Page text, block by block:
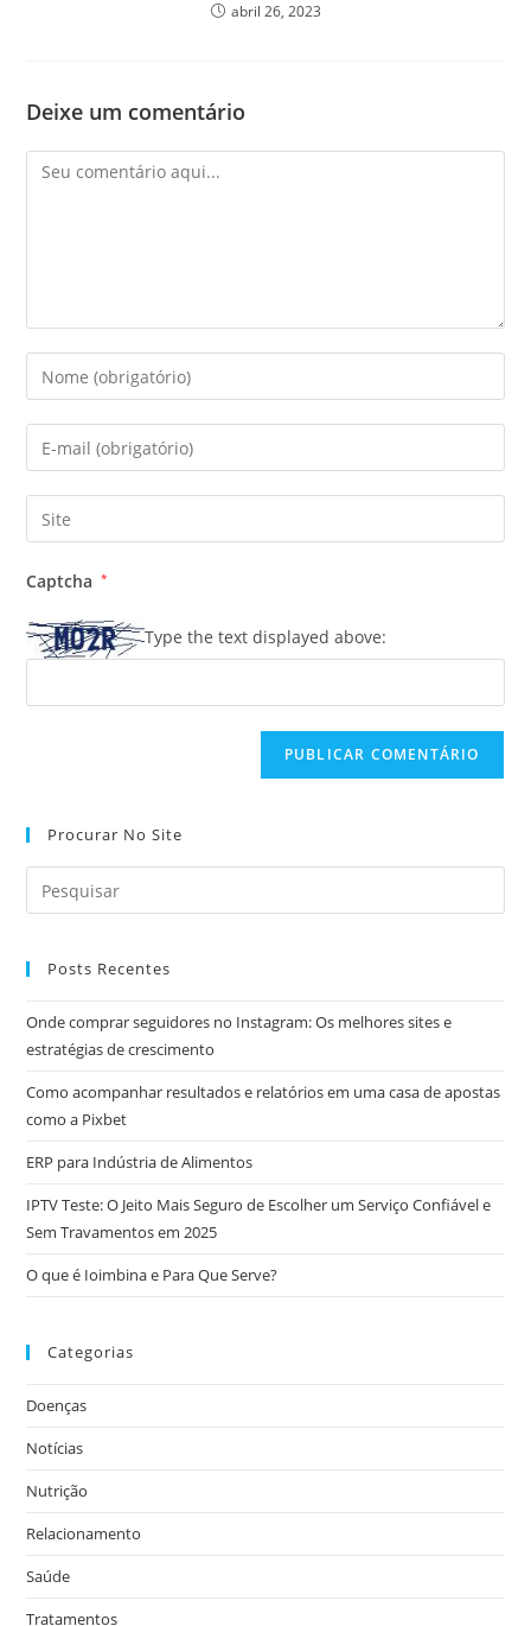
abril 26, 2023
Deixe um comentário
Comentário
Digite
seu
nome
ou
de
usuário
para
Digite
seu
endereço
de
mail
para
comentar
Digite
o
seu
site
Captcha *
Type the text displayed above:
Procurar No Site
Posts Recentes
Onde comprar seguidores no Instagram: Os melhores sites e
estratégias de crescimento
Como acompanhar resultados e relatórios em uma casa de apostas
como a Pixbet
ERP para Indústria de Alimentos
IPTV Teste: O Jeito Mais Seguro de Escolher um Serviço Confiável e
Sem Travamentos em 2025
O que é Ioimbina e Para Que Serve?
Categorias
Doenças
Notícias
Nutrição
Relacionamento
Saúde
Tratamentos